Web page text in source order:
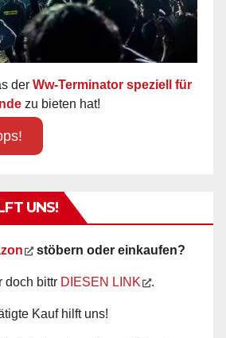
der Ww-Terminator speziell für
zu bieten hat!
UNS!
stöbern oder einkaufen?
doch bittr DIESEN LINK .
Kauf hilft uns!